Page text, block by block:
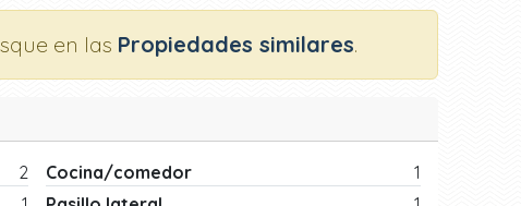
en las Propiedades similares.
2
Cocina/comedor
1